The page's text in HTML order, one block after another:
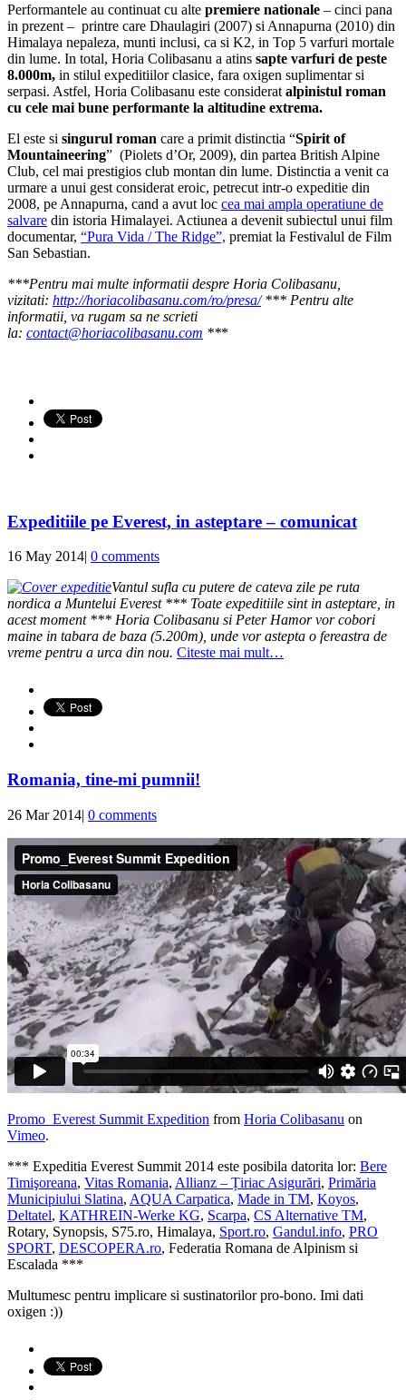
Performantele au continuat cu alte premiere nationale – cinci pana
in prezent – printre care Dhaulagiri (2007) si Annapurna (2010) din
Himalaya nepaleza, munti inclusi, ca si K2, in Top 5 varfuri mortale
din lume. In total, Horia Colibasanu a atins sapte varfuri de peste
8.000m, in stilul expeditiilor clasice, fara oxigen suplimentar si
serpasi. Astfel, Horia Colibasanu este considerat alpinistul roman
cu cele mai bune performante la altitudine extrema.
El este si singurul roman care a primit distinctia “Spirit of
Mountaineering” (Piolets d’Or, 2009), din partea British Alpine
Club, cel mai prestigios club montan din lume. Distinctia a venit ca
urmare a unui gest considerat eroic, petrecut intr-o expeditie din
2008, pe Annapurna, cand a avut loc cea mai ampla operatiune de
salvare din istoria Himalayei. Actiunea a devenit subiectul unui film
documentar, “Pura Vida / The Ridge”, premiat la Festivalul de Film
San Sebastian.
***Pentru mai multe informatii despre Horia Colibasanu,
vizitati: http://horiacolibasanu.com/ro/presa/*** Pentru alte
informatii, va rugam sa ne scrieti
la: contact@horiacolibasanu.com ***
Expeditiile pe Everest, in asteptare – comunicat
16 May 2014| 0 comments
Vantul sufla cu putere de cateva zile pe ruta
nordica a Muntelui Everest *** Toate expeditiile sint in asteptare, in
acest moment *** Horia Colibasanu si Peter Hamor vor cobori
maine in tabara de baza (5.200m), unde vor astepta o fereastra de
vreme pentru a urca din nou. Citeste mai mult…
Romania, tine-mi pumnii!
26 Mar 2014| 0 comments
Promo_Everest Summit Expedition from Horia Colibasanu on
Vimeo.
*** Expeditia Everest Summit 2014 este posibila datorita lor: Bere
Timişoreana, Vitas Romania, Allianz – Țiriac Asigurări, Primăria
Municipiului Slatina, AQUA Carpatica, Made in TM, Koyos,
Deltatel, KATHREIN-Werke KG, Scarpa, CS Alternative TM,
Rotary, Synopsis, S75.ro, Himalaya, Sport.ro, Gandul.info, PRO
SPORT, DESCOPERA.ro, Federatia Romana de Alpinism si
Escalada ***
Multumesc pentru implicare si sustinatorilor pro-bono. Imi dati
oxigen :))